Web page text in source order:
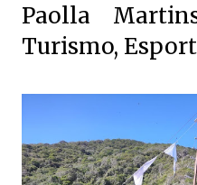
Paolla
Turismo,